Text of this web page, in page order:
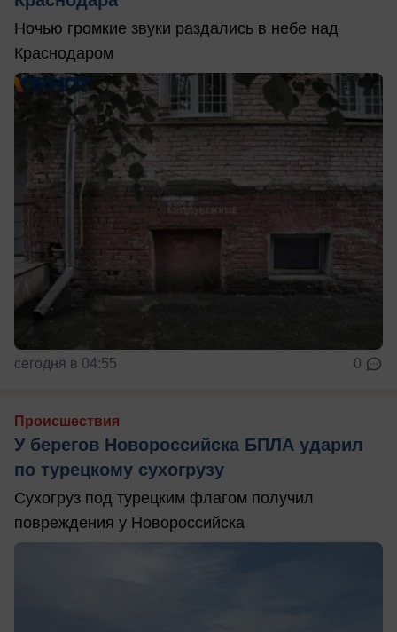
Ночью громкие звуки раздались в небе над
Краснодаром
сегодня в 04:55 0
Происшествия
У берегов Новороссийска БПЛА ударил
по турецкому сухогрузу
Сухогруз под турецким флагом получил
повреждения у Новороссийска